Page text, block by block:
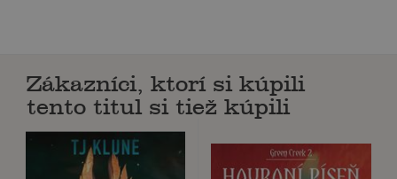
Zákazníci, ktorí si kúpili
tento titul si tiež kúpili